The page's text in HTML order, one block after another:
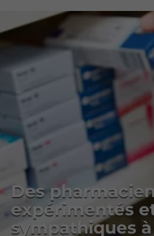
Des
expérimentés
sympathiques